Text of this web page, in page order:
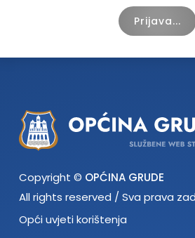
Prijava...
Copyright © OPĆINA GRUDE
All rights reserved / Sva prava
Opći uvjeti korištenja